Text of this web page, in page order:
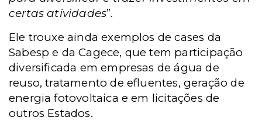
certas atividades”.
Ele trouxe ainda exemplos de cases da
Sabesp e da Cagece, que tem participação
diversificada em empresas de água de
reuso, tratamento de efluentes, geração de
energia fotovoltaica e em licitações de
outros Estados.